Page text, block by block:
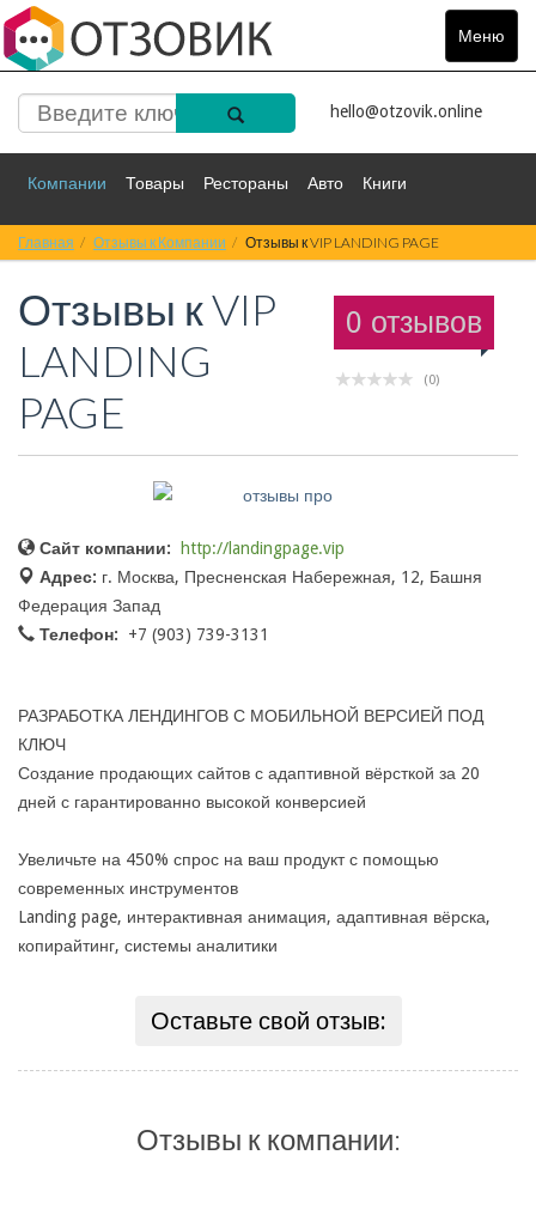
Меню
Toggle
hello@otzovik.online
Компании Товары Рестораны Авто Книги
Спорт Фильмы Деньги Путешествия
Красота Здоровье Остальное
Главная Отзывы к Компании Отзывы к VIP LANDING PAGE
0 отзывов
(0)
Отзывы кVIP
LANDING
PAGE
Сайт компании:
http://landingpage.vip
Адрес: г. Москва, Пресненская Набережная, 12, Башня
Федерация Запад
Телефон:
+7 (903) 739-3131
РАЗРАБОТКА ЛЕНДИНГОВ С МОБИЛЬНОЙ ВЕРСИЕЙ ПОД
КЛЮЧ
Создание продающих сайтов с адаптивной вёрсткой за 20
дней с гарантированно высокой конверсией
Увеличьте на 450% спрос на ваш продукт с помощью
современных инструментов
Landing page, интерактивная анимация, адаптивная вёрска,
копирайтинг, системы аналитики
Оставьте свой отзыв:
Отзывы к компании: